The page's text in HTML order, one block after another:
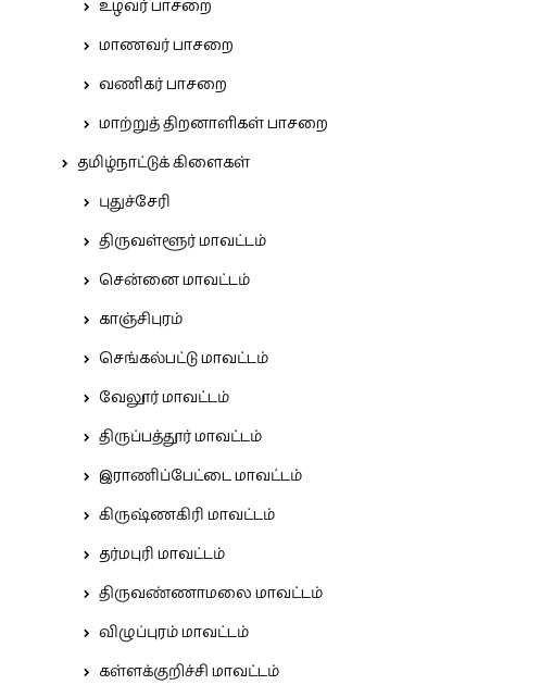
உழவர் பாசறை
மாணவர் பாசறை
வணிகர் பாசறை
மாற்றுத் திறனாளிகள் பாசறை
தமிழ்நாட்டுக் கிளைகள்
புதுச்சேரி
திருவள்ளூர் மாவட்டம்
சென்னை மாவட்டம்
காஞ்சிபுரம்
செங்கல்பட்டு மாவட்டம்
வேலூர் மாவட்டம்
திருப்பத்தூர் மாவட்டம்
இராணிப்பேட்டை மாவட்டம்
கிருஷ்ணகிரி மாவட்டம்
தர்மபுரி மாவட்டம்
திருவண்ணாமலை மாவட்டம்
விழுப்புரம் மாவட்டம்
கள்ளக்குறிச்சி மாவட்டம்